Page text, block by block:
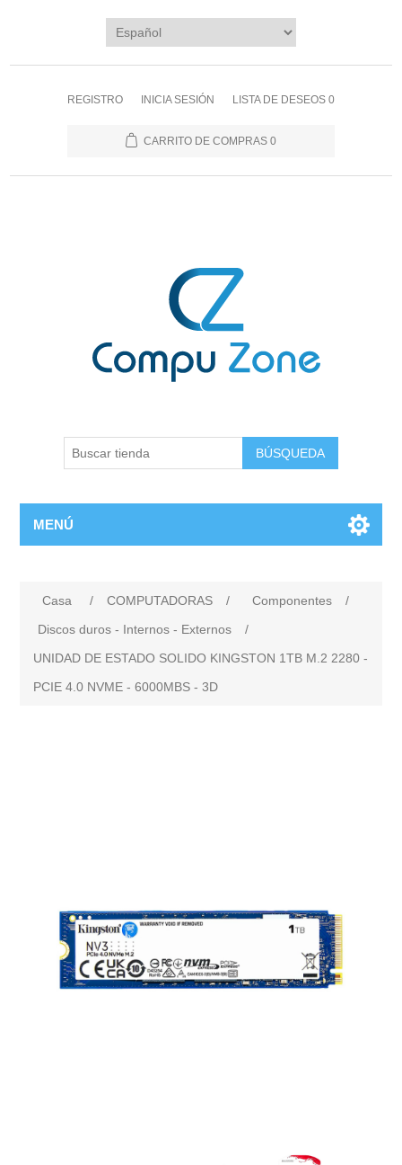
REGISTRO INICIA SESIÓN LISTA DE DESEOS 0
CARRITO DE COMPRAS 0
BÚSQUEDA
MENÚ
Casa / COMPUTADORAS / Componentes
/
Discos duros - Internos - Externos
/
UNIDAD DE ESTADO SOLIDO KINGSTON 1TB M.2 2280 -
PCIE 4.0 NVME - 6000MBS - 3D